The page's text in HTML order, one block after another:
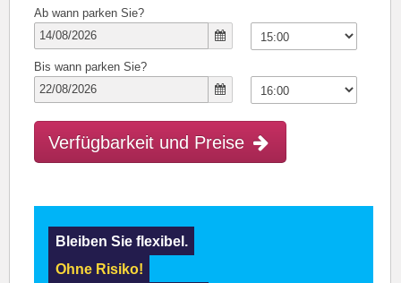
Ab wann parken Sie?
Bis wann parken Sie?
Verfügbarkeit und Preise
Bleiben Sie flexibel.
Ohne Risiko!